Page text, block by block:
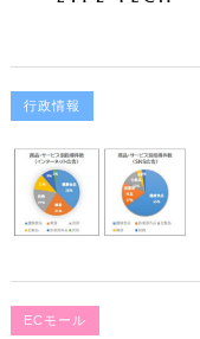
行政情報
ECモール